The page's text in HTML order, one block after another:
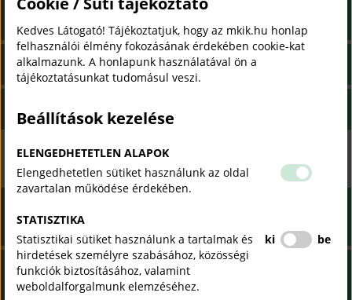
Milyen költségei vannak a képzésnek és a vizsgának?
Mikor indul a képzés?
Szintvizsgáztatás
kell szintvizsgát tennie?
A fiam asztalos szakképesítést tanul, szeretne szintvizsgát
tenni, hogy teheti ezt meg? Kinél kell érdeklődnöm, kitől
Kedves Látogató! Tájékoztatjuk, hogy az mkik.hu honlap
felhasználói élmény fokozásának érdekében cookie-kat
alkalmazunk. A honlapunk használatával ön a
tájékoztatásunkat tudomásul veszi.
Beállítások kezelése
ELENGEDHETETLEN ALAPOK
Elengedhetetlen sütiket használunk az oldal
zavartalan működése érdekében.
STATISZTIKA
Statisztikai sütiket használunk a tartalmak és
hirdetések személyre szabásához, közösségi
funkciók biztosításához, valamint
weboldalforgalmunk elemzéséhez.
ki be